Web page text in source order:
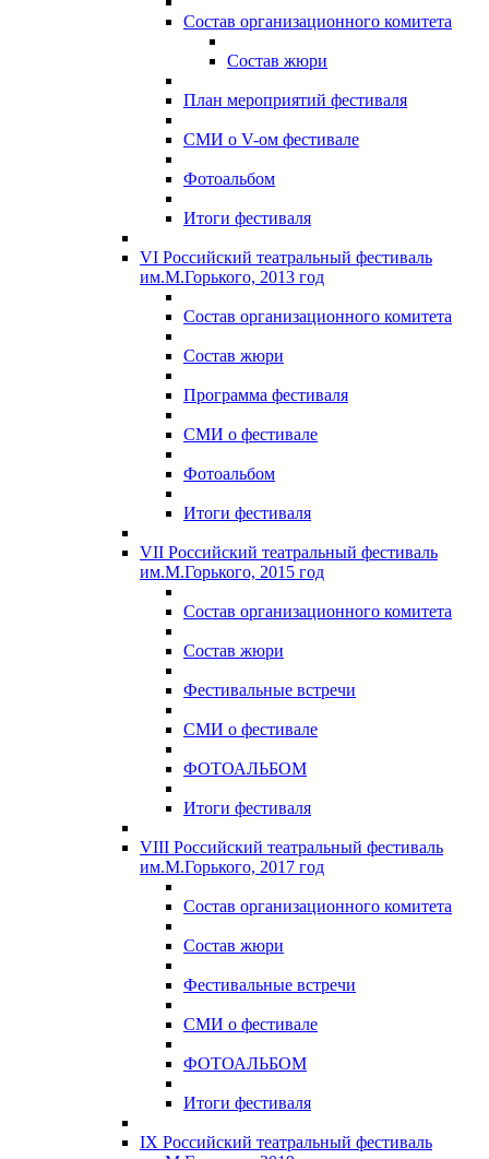
Состав организационного комитета
Состав жюри
План мероприятий фестиваля
СМИ о V-ом фестивале
Фотоальбом
Итоги фестиваля
VI Российский театральный фестиваль
им.М.Горького, 2013 год
Состав организационного комитета
Состав жюри
Программа фестиваля
СМИ о фестивале
Фотоальбом
Итоги фестиваля
VII Российский театральный фестиваль
им.М.Горького, 2015 год
Состав организационного комитета
Состав жюри
Фестивальные встречи
СМИ о фестивале
ФОТОАЛЬБОМ
Итоги фестиваля
VIII Российский театральный фестиваль
им.М.Горького, 2017 год
Состав организационного комитета
Состав жюри
Фестивальные встречи
СМИ о фестивале
ФОТОАЛЬБОМ
Итоги фестиваля
IX Российский театральный фестиваль